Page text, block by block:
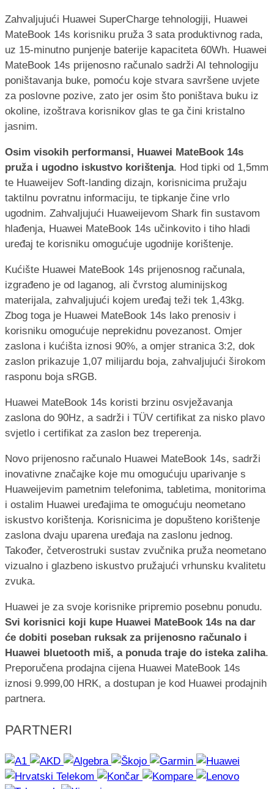
Zahvaljujući Huawei SuperCharge tehnologiji, Huawei
MateBook 14s korisniku pruža 3 sata produktivnog rada,
uz 15-minutno punjenje baterije kapaciteta 60Wh. Huawei
MateBook 14s prijenosno računalo sadrži AI tehnologiju
poništavanja buke, pomoću koje stvara savršene uvjete
za poslovne pozive, zato jer osim što poništava buku iz
okoline, izoštrava korisnikov glas te ga čini kristalno
jasnim.
Osim visokih performansi, Huawei MateBook 14s
pruža i ugodno iskustvo korištenja. Hod tipki od 1,5mm
te Huaweijev Soft-landing dizajn, korisnicima pružaju
taktilnu povratnu informaciju, te tipkanje čine vrlo
ugodnim. Zahvaljujući Huaweijevom Shark fin sustavom
hlađenja, Huawei MateBook 14s učinkovito i tiho hladi
uređaj te korisniku omogućuje ugodnije korištenje.
Kućište Huawei MateBook 14s prijenosnog računala,
izgrađeno je od laganog, ali čvrstog aluminijskog
materijala, zahvaljujući kojem uređaj teži tek 1,43kg.
Zbog toga je Huawei MateBook 14s lako prenosiv i
korisniku omogućuje neprekidnu povezanost. Omjer
zaslona i kućišta iznosi 90%, a omjer stranica 3:2, dok
zaslon prikazuje 1,07 milijardu boja, zahvaljujući širokom
rasponu boja sRGB.
Huawei MateBook 14s koristi brzinu osvježavanja
zaslona do 90Hz, a sadrži i TÜV certifikat za nisko plavo
svjetlo i certifikat za zaslon bez treperenja.
Novo prijenosno računalo Huawei MateBook 14s, sadrži
inovativne značajke koje mu omogućuju uparivanje s
Huaweijevim pametnim telefonima, tabletima, monitorima
i ostalim Huawei uređajima te omogućuju neometano
iskustvo korištenja. Korisnicima je dopušteno korištenje
zaslona dvaju uparena uređaja na zaslonu jednog.
Također, četverostruki sustav zvučnika pruža neometano
vizualno i glazbeno iskustvo pružajući vrhunsku kvalitetu
zvuka.
Huawei je za svoje korisnike pripremio posebnu ponudu.
Svi korisnici koji kupe Huawei MateBook 14s na dar
će dobiti poseban ruksak za prijenosno računalo i
Huawei bluetooth miš, a ponuda traje do isteka zaliha.
Preporučena prodajna cijena Huawei MateBook 14s
iznosi 9.999,00 HRK, a dostupan je kod Huawei prodajnih
partnera.
PARTNERI